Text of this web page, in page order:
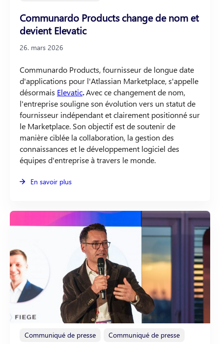
Communardo Products change de nom et
devient Elevatic
26. mars 2026
Communardo Products, fournisseur de longue date
d'applications pour l'Atlassian Marketplace, s'appelle
désormais Elevatic.Avec ce changement de nom,
l'entreprise souligne son évolution vers un statut de
fournisseur indépendant et clairement positionné sur
le Marketplace. Son objectif est de soutenir de
manière ciblée la collaboration, la gestion des
connaissances et le développement logiciel des
équipes d'entreprise à travers le monde.
En savoir plus
Communiqué de presse Communiqué de presse